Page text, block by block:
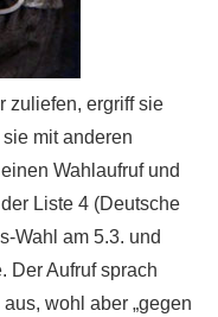
zuliefen, ergriff sie
mit anderen
Wahlaufruf und
Liste 4 (Deutsche
Wahl am 5.3. und
Der Aufruf sprach
wohl aber „gegen